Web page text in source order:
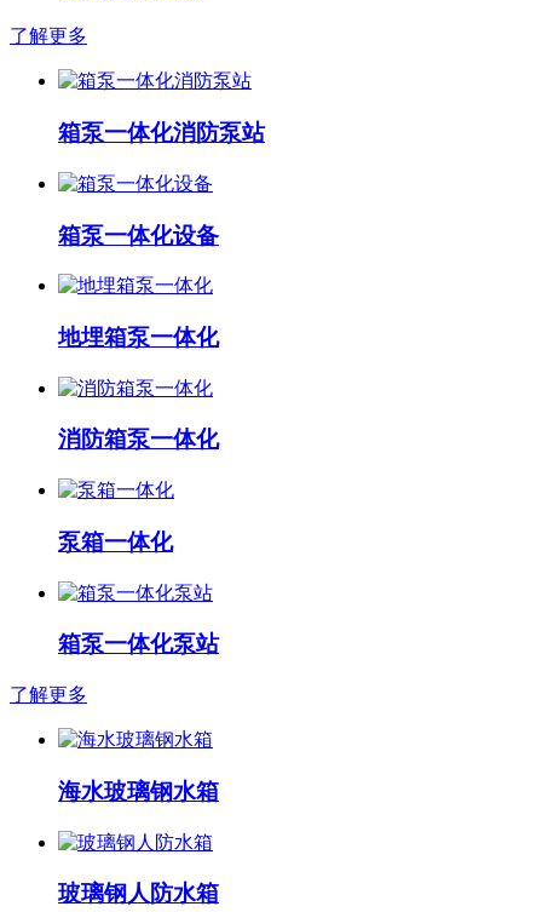
了解更多
箱泵一体化消防泵站
箱泵一体化设备
地埋箱泵一体化
消防箱泵一体化
泵箱一体化
箱泵一体化泵站
了解更多
海水玻璃钢水箱
玻璃钢人防水箱